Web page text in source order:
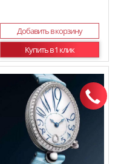
Добавить в корзину
Купить в 1 клик